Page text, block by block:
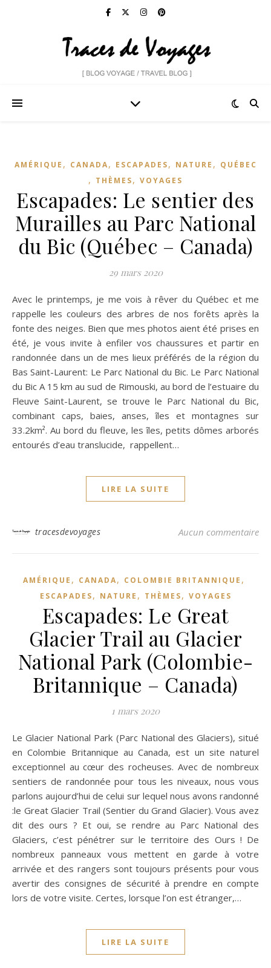
AMÉRIQUE , CANADA, ESCAPADES, NATURE , QUÉBEC
, THÈMES, VOYAGES
Escapades: Le sentier des
Murailles au Parc National
du Bic (Québec – Canada)
29 mars 2020
Avec le printemps, je me vois à rêver du Québec et me
rappelle les couleurs des arbres de nos forêts après la
fonte des neiges. Bien que mes photos aient été prises en
été, je vous invite à enfiler vos chaussures et partir en
randonnée dans un de mes lieux préférés de la région du
Bas Saint-Laurent: Le Parc National du Bic. Le Parc National
du Bic A 15 km au sud de Rimouski, au bord de l’estuaire du
Fleuve Saint-Laurent, se trouve le Parc National du Bic,
combinant caps, baies, anses, îles et montagnes sur
33.2km². Au bord du fleuve, les îles, petits dômes arborés
entourés d’eau translucide, rappellent…
LIRE LA SUITE
tracesdevoyages Aucun commentaire
AMÉRIQUE , CANADA, COLOMBIE BRITANNIQUE ,
ESCAPADES, NATURE , THÈMES, VOYAGES
Escapades: Le Great
Glacier Trail au Glacier
National Park (Colombie-
Britannique – Canada)
1 mars 2020
Le Glacier National Park (Parc National des Glaciers), situé
en Colombie Britannique au Canada, est un site naturel
exceptionnel au cœur des rocheuses. Avec de nombreux
sentiers de randonnée pour tous les niveaux, nous vous
parlons aujourd’hui de celui sur lequel nous avons randonné
:le Great Glacier Trail (Sentier du Grand Glacier). Vous avez
dit des ours ? Et oui, se rendre au Parc National des
Glaciers, c’est pénétrer sur le territoire des Ours ! De
nombreux panneaux vous mettent en garde à votre
arrivée et des rangers sont toujours présents pour vous
avertir des consignes de sécurité à prendre en compte
lors de votre visite. Certes, lorsque l’on est étranger,…
LIRE LA SUITE